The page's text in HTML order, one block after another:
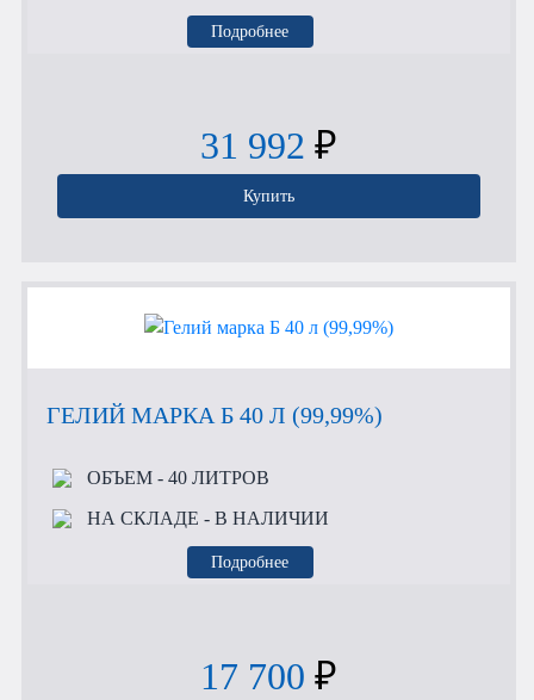
Подробнее
31 992 ₽
Купить
ГЕЛИЙ МАРКА Б 40 Л (99,99%)
ОБЪЕМ- 40 ЛИТРОВ
НА СКЛАДЕ - В НАЛИЧИИ
Подробнее
17 700 ₽